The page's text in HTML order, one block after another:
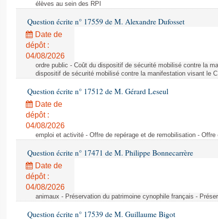
élèves au sein des RPI
Question écrite n° 17559 de M. Alexandre Dufosset
Date de
dépôt :
04/08/2026
ordre public - Coût du dispositif de sécurité mobilisé contre la
dispositif de sécurité mobilisé contre la manifestation visant le
Question écrite n° 17512 de M. Gérard Leseul
Date de
dépôt :
04/08/2026
emploi et activité - Offre de repérage et de remobilisation -
Question écrite n° 17471 de M. Philippe Bonnecarrère
Date de
dépôt :
04/08/2026
animaux - Préservation du patrimoine cynophile français -
Question écrite n° 17539 de M. Guillaume Bigot